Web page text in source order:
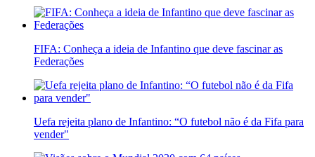
FIFA: Conheça a ideia de Infantino que deve fascinar as
Federações
Uefa rejeita plano de Infantino: “O futebol não é da Fifa para
vender"